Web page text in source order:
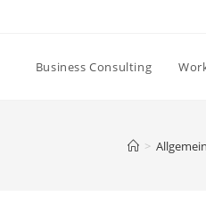
Business Consulting
> Allgemein